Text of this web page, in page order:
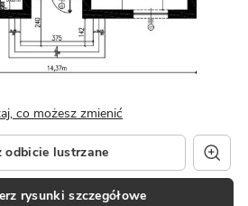
co możesz zmienić
odbicie lustrzane
rysunki szczegółowe